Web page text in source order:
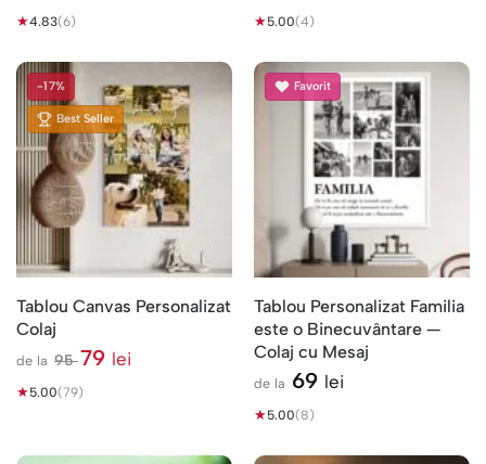
★4.83(6) ★5.00(4)
-17%
Best Seller
Tablou Canvas Personalizat
Colaj
de la 95
e
79 lei
★5.00(79)
Favorit
Tablou Personalizat Familia
este o Binecuvântare —
Colaj cu Mesaj
de la 69 lei
★5.00(8)